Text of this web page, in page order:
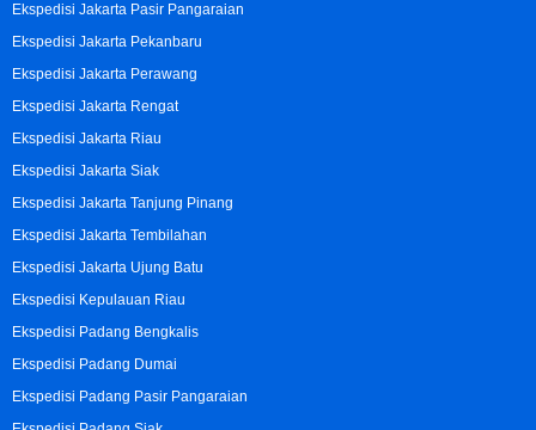
Ekspedisi Jakarta Pasir Pangaraian
Ekspedisi Jakarta Pekanbaru
Ekspedisi Jakarta Perawang
Ekspedisi Jakarta Rengat
Ekspedisi Jakarta Riau
Ekspedisi Jakarta Siak
Ekspedisi Jakarta Tanjung Pinang
Ekspedisi Jakarta Tembilahan
Ekspedisi Jakarta Ujung Batu
Ekspedisi Kepulauan Riau
Ekspedisi Padang Bengkalis
Ekspedisi Padang Dumai
Ekspedisi Padang Pasir Pangaraian